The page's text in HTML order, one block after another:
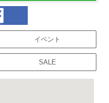
イベント
SALE